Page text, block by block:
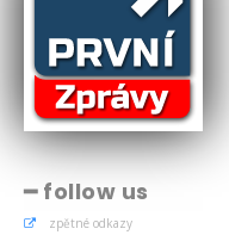
━ follow us
zpětné odkazy